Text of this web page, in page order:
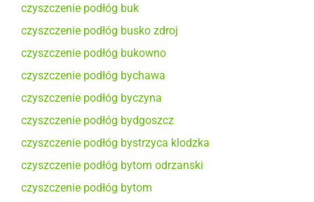
czyszczenie podłóg buk
czyszczenie podłóg busko zdroj
czyszczenie podłóg bukowno
czyszczenie podłóg bychawa
czyszczenie podłóg byczyna
czyszczenie podłóg bydgoszcz
czyszczenie podłóg bystrzyca klodzka
czyszczenie podłóg bytom odrzanski
czyszczenie podłóg bytom